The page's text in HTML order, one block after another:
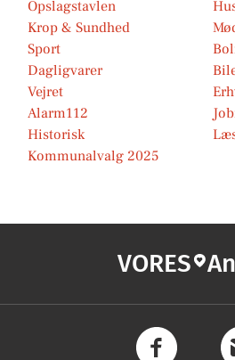
Opslagstavlen
Krop & Sundhed
Sport
Dagligvarer
Vejret
Alarm112
Historisk
Kommunalvalg 2025
VORES